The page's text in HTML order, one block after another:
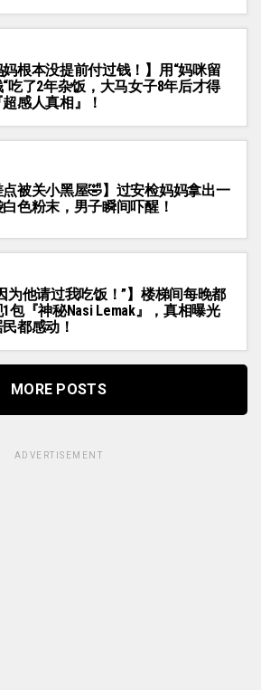
妈根本没提前付过钱！】用“妈咪留
“吃了2年杂饭，大马女子8年后才得
感人真相』！
点被关小黑屋🤣】过安检妈妈拿出一
色粉末，男子瞬间吓醒！
因为他请过我吃饭！”】楼梯间每晚都
包『神秘Nasi Lemak』，真相曝光
都感动！
MORE POSTS
ADVERTISEMENT